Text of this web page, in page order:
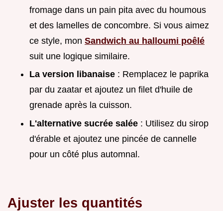
fromage dans un pain pita avec du houmous
et des lamelles de concombre. Si vous aimez
ce style, mon Sandwich au halloumi poêlé
suit une logique similaire.
La version libanaise : Remplacez le paprika
par du zaatar et ajoutez un filet d'huile de
grenade après la cuisson.
L'alternative sucrée salée : Utilisez du sirop
d'érable et ajoutez une pincée de cannelle
pour un côté plus automnal.
Ajuster les quantités